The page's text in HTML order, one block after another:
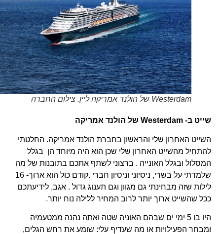
Westerdam של הולנד אמריקה ליין. צילום החברה
שייט ב- Westerdamשל הולנד אמריקה
השייט האחרון שלי והראשון בחברת הולנד אמריקה. החלטתי
להתחיל מהשייט האחרון שלי שכן הוא היה מיוחד הן בגלל
המסלול ובגלל האונייה . ברצוני לשתף אתכם בתובנות של מה
שלמדתי על בשרי, ניסיוני וניסיון חברי .קודם כול הוא ארוך- 16
לילות שזה מבחינתי גם מגוון וגם תענוג גדול . אגב, לידיעתכם
ככל שהשייט ארוך יותר לרוב המחיר ללילה נוח יותר.
היו בו 5 ימי ים שבהם האוניה שטה ואתה נהנה ממטעמיה
ומבחר הפעילויות או מה שעדיף עלי: שומע את רחש הגלים,